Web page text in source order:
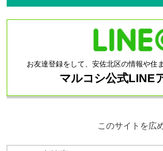
お友達登録をして、安佐北区の情報や住
マルコシ公式LINE
このサイトを広